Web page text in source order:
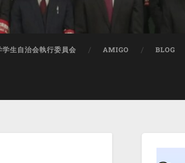
学生自治会執行委員会 AMIGO BLOG